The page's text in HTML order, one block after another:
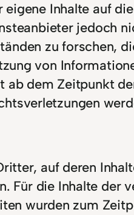
Inhalte auf
jedoch
zu forschen,
von
dem Zeitpunkt
auf deren
Für die Inhalte
wurden zum